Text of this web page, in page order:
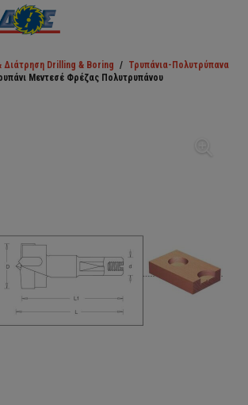
Διάτρηση Drilling & Boring / Τρυπάνια-Πολυτρύπανα
Μεντεσέ Φρέζας Πολυτρυπάνου